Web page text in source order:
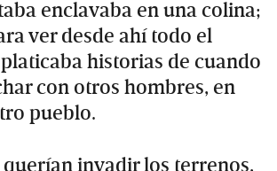
enclavaba en una colina;
ver desde ahí todo el
historias de cuando
con otros hombres, en
pueblo.
invadir los terrenos,